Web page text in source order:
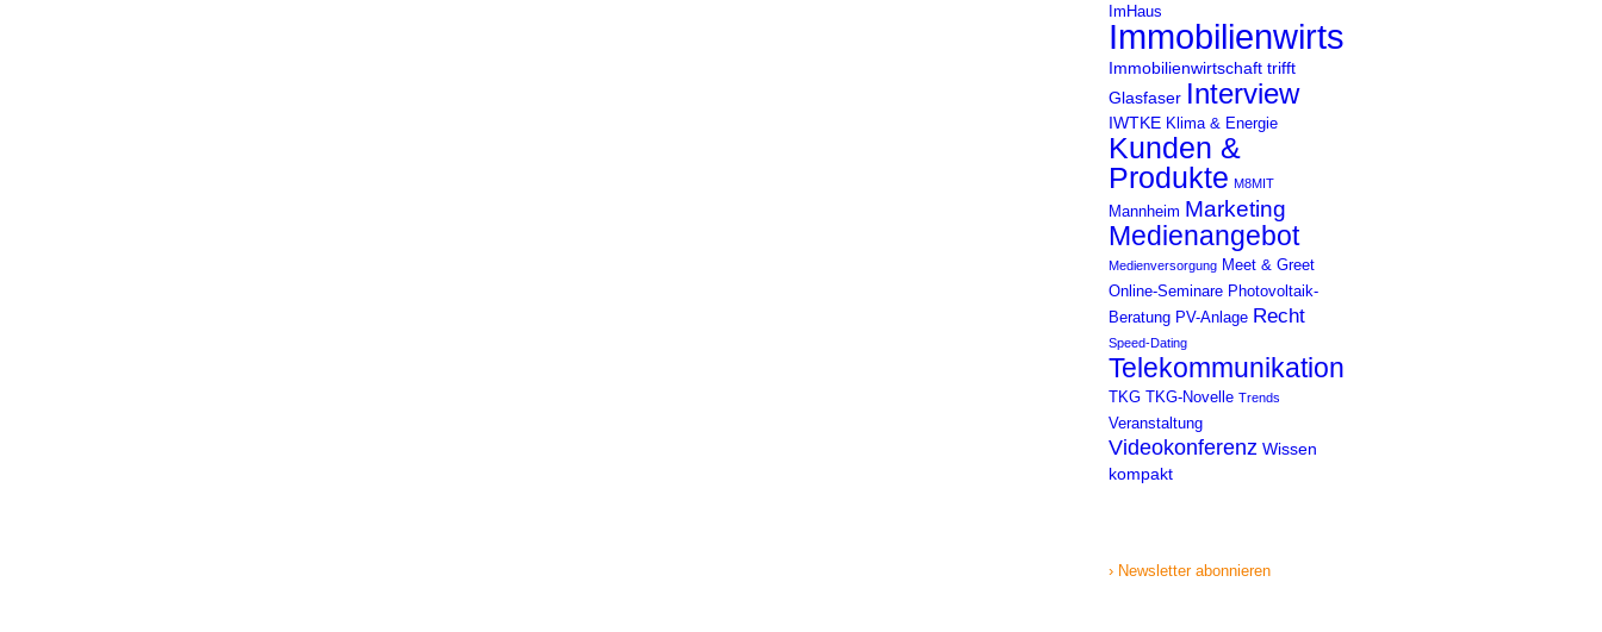
ImHaus
Immobilienwirtschaft
Immobilienwirtschaft trifft
Glasfaser Interview
IWTKE Klima & Energie
Kunden &
Produkte M8MIT
Mannheim Marketing
Medienangebot
Medienversorgung Meet & Greet
Online-Seminare Photovoltaik-
Beratung PV-Anlage Recht
Speed-Dating
Telekommunikation
TKG TKG-Novelle Trends
Veranstaltung
Videokonferenz Wissen
kompakt
› Newsletter abonnieren